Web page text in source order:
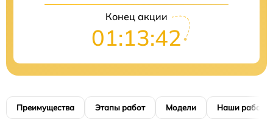
Конец акции
01:13:41
Преимущества Этапы работ Модели Наши работы